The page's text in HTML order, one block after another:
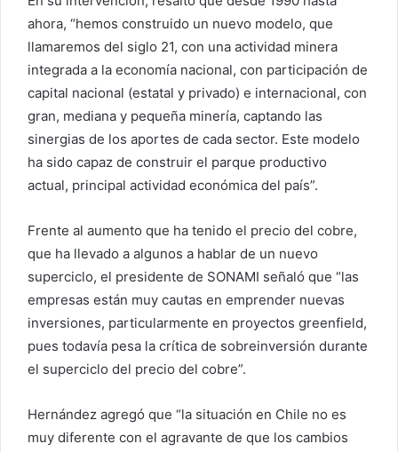
ahora, “hemos construido un nuevo modelo, que
llamaremos del siglo 21, con una actividad minera
integrada a la economía nacional, con participación de
capital nacional (estatal y privado) e internacional, con
gran, mediana y pequeña minería, captando las
sinergias de los aportes de cada sector. Este modelo
ha sido capaz de construir el parque productivo
actual, principal actividad económica del país”.
Frente al aumento que ha tenido el precio del cobre,
que ha llevado a algunos a hablar de un nuevo
superciclo, el presidente de SONAMI señaló que “las
empresas están muy cautas en emprender nuevas
inversiones, particularmente en proyectos greenfield,
pues todavía pesa la crítica de sobreinversión durante
el superciclo del precio del cobre”.
Hernández agregó que “la situación en Chile no es
muy diferente con el agravante de que los cambios